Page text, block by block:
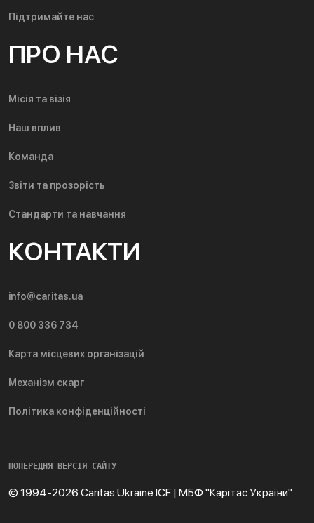
Підтримайте нас
ПРО НАС
Місія та візія
Наш вплив
Команда
Звіти та прозорість
Стандарти та навчання
КОНТАКТИ
info@caritas.ua
0 800 336 734
Карта місцевих організацій
Механізм скарг
Політика конфіденційності
ПОПЕРЕДНЯ ВЕРСІЯ САЙТУ
© 1994-2026 Caritas Ukraine ICF | МБФ "Карітас України"